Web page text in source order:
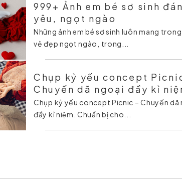
999+ Ảnh em bé sơ sinh
yêu, ngọt ngào
Những ảnh em bé sơ sinh luôn mang
vẻ đẹp ngọt ngào, trong...
Chụp kỷ yếu concept
Chuyến dã ngoại đầy kỉ
Chụp kỷ yếu concept Picnic – Chuyến dã
đầy kỉ niệm. Chuẩn bị cho...